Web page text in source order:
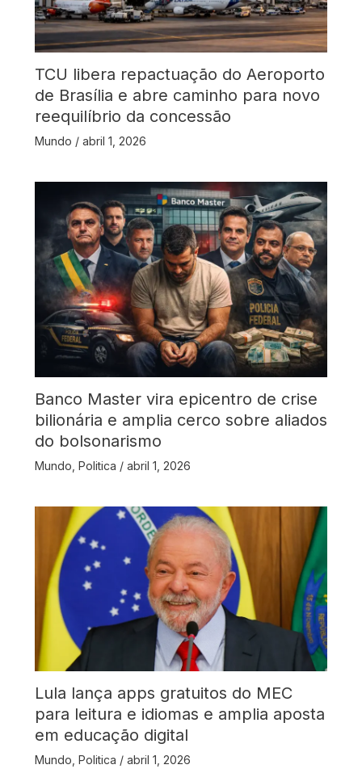
TCU libera repactuação do Aeroporto
de Brasília e abre caminho para novo
reequilíbrio da concessão
Mundo / abril 1, 2026
Banco Master vira epicentro de crise
bilionária e amplia cerco sobre aliados
do bolsonarismo
Mundo Politica / abril 1, 2026
Lula lança apps gratuitos do MEC
para leitura e idiomas e amplia aposta
em educação digital
Mundo Politica / abril 1, 2026